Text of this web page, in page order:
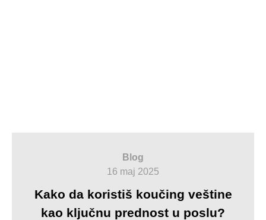
Blog
16 maj 2025
Kako da koristiš koučing veštine
kao ključnu prednost u poslu?